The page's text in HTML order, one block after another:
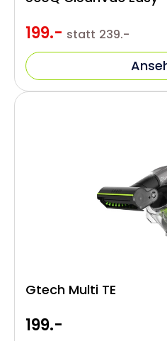
199.- statt 239.-
199.-
Gtech Multi TE